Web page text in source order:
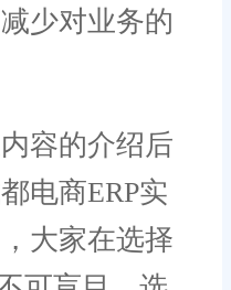
少对业务的
容的介绍后
电商ERP实
大家在选择